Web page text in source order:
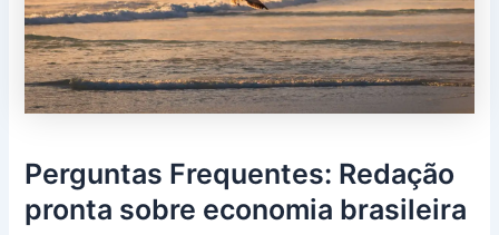
Perguntas Frequentes: Redação
pronta sobre economia brasileira